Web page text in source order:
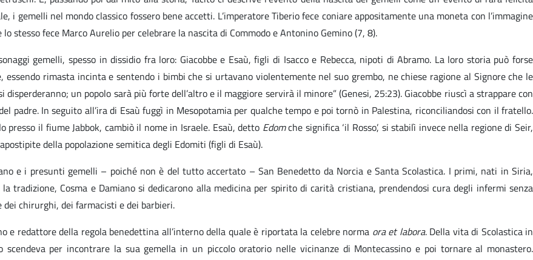
i gemelli nel mondo classico fossero bene accetti. L’imperatore Tiberio fece coniare appositamente una moneta con l’immagine
stesso fece Marco Aurelio per celebrare la nascita di Commodo e Antonino Gemino (7, 8).
gemelli, spesso in dissidio fra loro: Giacobbe e Esaù, figli di Isacco e Rebecca, nipoti di Abramo. La loro storia può forse
rimasta incinta e sentendo i bimbi che si urtavano violentemente nel suo grembo, ne chiese ragione al Signore che le
un popolo sarà più forte dell’altro e il maggiore servirà il minore” (Genesi, 25:23). Giacobbe riuscì a strappare con
padre. In seguito all’ira di Esaù fuggì in Mesopotamia per qualche tempo e poi tornò in Palestina, riconciliandosi con il fratello.
il fiume Jabbok, cambiò il nome in Israele. Esaù, detto Edomche significa ‘il Rosso’, si stabilì invece nella regione di Seir,
della popolazione semitica degli Edomiti (figli di Esaù).
e i presunti gemelli – poiché non è del tutto accertato – San Benedetto da Norcia e Santa Scolastica. I primi, nati in Siria,
tradizione, Cosma e Damiano si dedicarono alla medicina per spirito di carità cristiana, prendendosi cura degli infermi senza
chirurghi, dei farmacisti e dei barbieri.
e redattore della regola benedettina all’interno della quale è riportata la celebre norma ora et labora. Della vita di Scolastica in
per incontrare la sua gemella in un piccolo oratorio nelle vicinanze di Montecassino e poi tornare al monastero.